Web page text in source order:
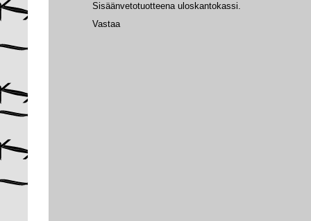
Sisäänvetotuotteena uloskantokassi.
Vastaa